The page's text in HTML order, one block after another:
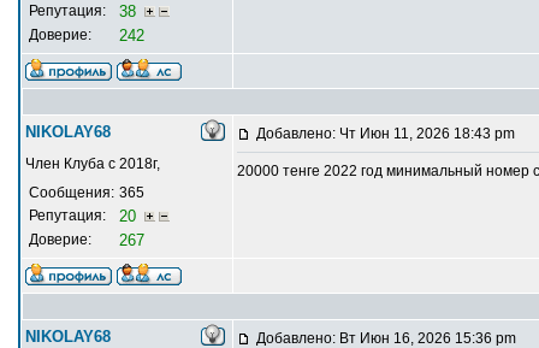
Репутация:
38
Доверие: 242
NIKOLAY68
Член Клуба с 2018г,
Сообщения: 365
Репутация:
20
Доверие: 267
Добавлено: Чт Июн 11, 2026 18:43 pm
20000 тенге 2022 год минимальный номер
NIKOLAY68 Добавлено: Вт Июн 16, 2026 15:36 pm